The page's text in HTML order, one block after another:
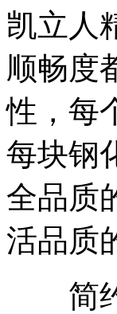
凯立人
顺畅度
性，每
每块钢
全品质
活品质
简约